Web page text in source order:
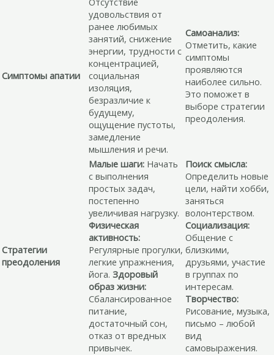
Симптомы апатии
удовольствия от
ранее любимых
занятий, снижение
энергии, трудности с
концентрацией,
социальная
изоляция,
безразличие к
будущему,
ощущение пустоты,
замедление
мышления и речи.
Самоанализ:
Отметить, какие
симптомы
проявляются
наиболее сильно.
Это поможет в
выборе стратегии
преодоления.
Стратегии
преодоления
Малые шаги: Начать
с выполнения
простых задач,
постепенно
увеличивая нагрузку.
Физическая
активность:
Регулярные прогулки,
легкие упражнения,
йога. Здоровый
образ жизни:
Сбалансированное
питание,
достаточный сон,
отказ от вредных
привычек.
Поиск смысла:
Определить новые
цели, найти хобби,
заняться
волонтерством.
Социализация:
Общение с
близкими,
друзьями, участие
в группах по
интересам.
Творчество:
Рисование, музыка,
письмо – любой
вид
самовыражения.